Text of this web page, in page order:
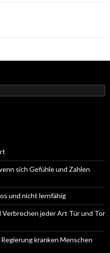
sich Gefühle und Zahlen
und nicht lernfähig
Verbrechen jeder Art Tür und Tor
kranken Menschen